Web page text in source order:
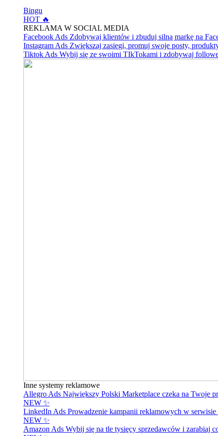
Bingu
HOT 🔥
REKLAMA W SOCIAL MEDIA
Facebook Ads Zdobywaj klientów i zbuduj silną markę na
Instagram Ads Zwiększaj zasięgi, promuj swoje posty,
Tiktok Ads Wybij się ze swoimi TIkTokami i zdobywaj
Inne systemy reklamowe
Allegro Ads Największy Polski Marketplace czeka na Twoje
NEW ✨
LinkedIn Ads Prowadzenie kampanii reklamowych w
NEW ✨
Amazon Ads Wybij się na tle tysięcy sprzedawców i zarabiaj